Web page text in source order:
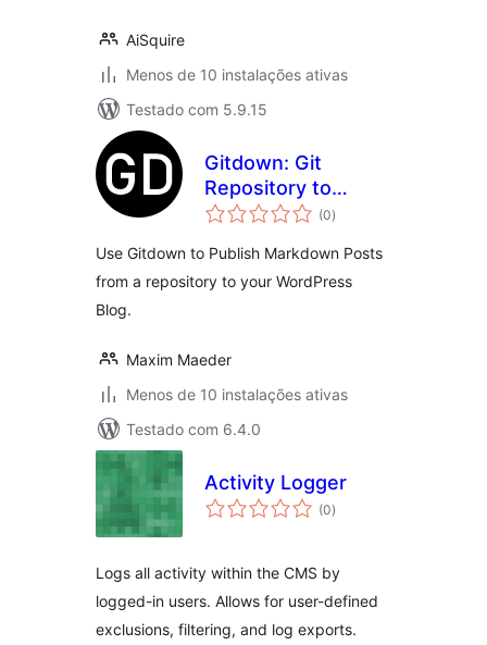
AiSquire
Menos de 10 instalações ativas
Testado com 5.9.15
Gitdown: Git
Repository to
WordPress Blog
(0avaliações
totais
)
Use Gitdown to Publish Markdown Posts
from a repository to your WordPress
Blog.
Maxim Maeder
Menos de 10 instalações ativas
Testado com 6.4.0
Activity Logger
(0avaliações
totais
)
Logs all activity within the CMS by
logged-in users. Allows for user-defined
exclusions, filtering, and log exports.